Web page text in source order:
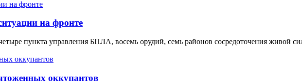
на фронте
пункта управления БПЛА, восемь орудий, семь районов сосредоточения живой
оккупантов